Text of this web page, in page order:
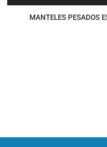
MANTELES PESADOS